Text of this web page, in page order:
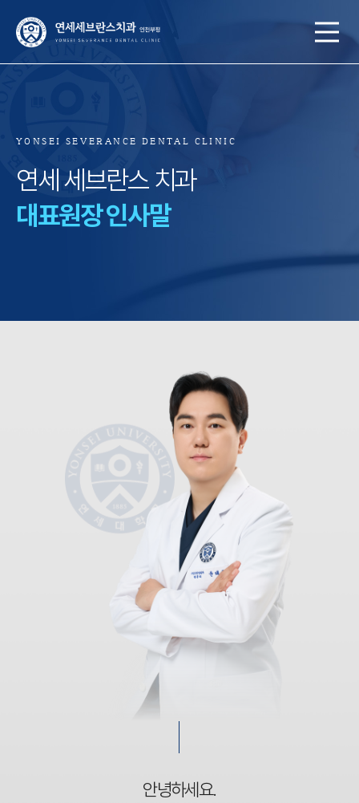
YONSEI SEVERANCE DENTAL CLINIC
연세 세브란스 치과
대표원장 인사말
안녕하세요.